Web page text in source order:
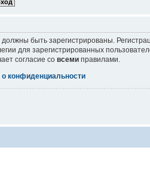
быть зарегистрированы.
для зарегистрированных
согласие со всеми правилами.
конфиденциальности